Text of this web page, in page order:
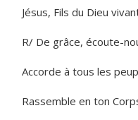
Jésus, Fils du Dieu
R/ De grâce, écoute-
Accorde à tous les
Rassemble en ton